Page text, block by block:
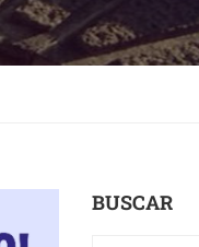
BUSCAR